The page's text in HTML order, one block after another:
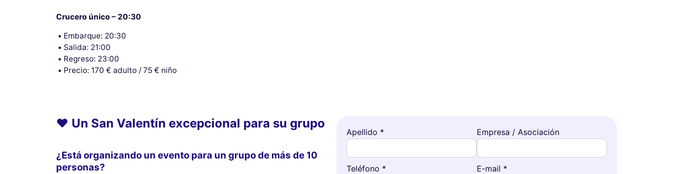
Crucero único – 20:30
Embarque: 20:30
Salida: 21:00
Regreso: 23:00
Precio: 170 € adulto / 75 € niño
❤️ Un San Valentín excepcional para su grupo
¿Está organizando un evento para un grupo de más de 10
personas?
Apellido * Empresa / Asociación
Teléfono * E-mail *